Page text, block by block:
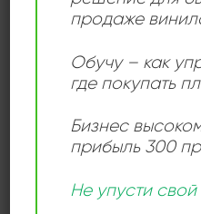
wishlist
БЛЮЗ
продаже
Обучу – как
где покупать
Бизнес
прибыль 300
Не упусти